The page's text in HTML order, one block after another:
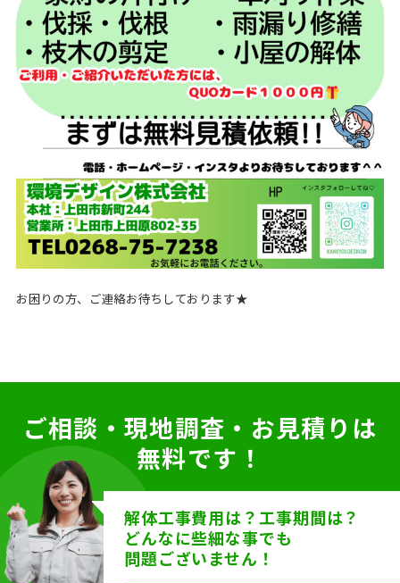
お困りの方、ご連絡お待ちしております★
ご相談・現地調査・お見積りは
無料です！
解体工事費用は？工事期間は？
どんなに些細な事でも
問題ございません！